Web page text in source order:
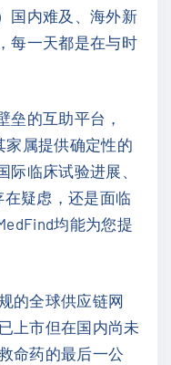
国内难及、海外新
每一天都是在与时
垒的互助平台，
家属提供确定性的
临床试验进展、
在疑虑，还是面临
均能为您提
的全球供应链网
上市但在国内尚未
命药的最后一公